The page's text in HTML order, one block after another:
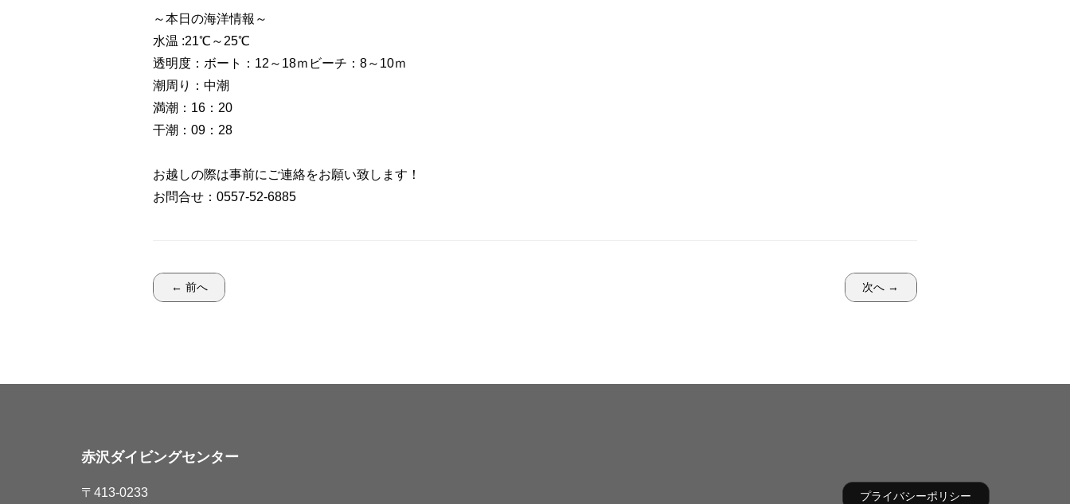
～本日の海洋情報～
水温 :21℃～25℃
透明度：ボート：12～18ｍビーチ：8～10ｍ
潮周り：中潮
満潮：16：20
干潮：09：28
お越しの際は事前にご連絡をお願い致します！
お問合せ：0557-52-6885
← 前へ 次へ →
赤沢ダイビングセンター
〒413-0233 プライバシーポリシー